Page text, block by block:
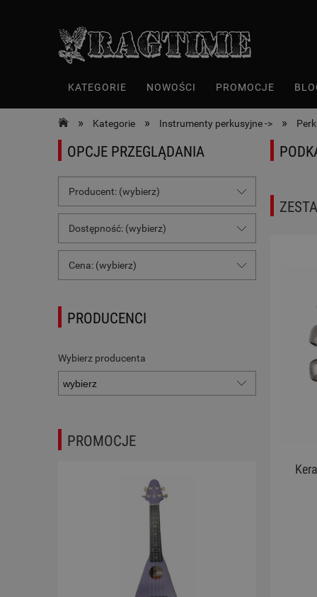
KATEGORIE NOWOŚCI PROMOCJE
» Kategorie » Instrumenty perkusyjne -> »
OPCJE PRZEGLĄDANIA
Producent: (wybierz)
Dostępność: (wybierz)
Cena: (wybierz)
PRODUCENCI
Wybierz producenta
PROMOCJE